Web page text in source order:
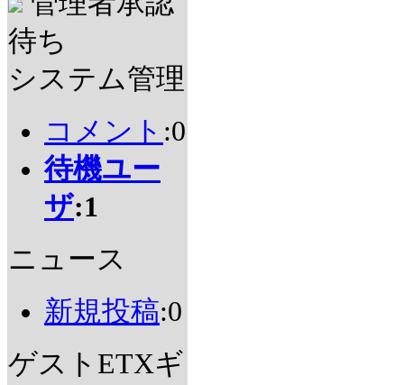
待ち
システム管理
コメント :0
待機ユー
ザ:1
ニュース
新規投稿:0
ゲストETXギ